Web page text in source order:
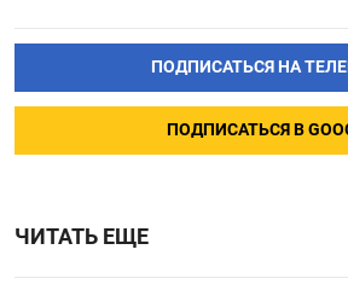
ПОДПИСАТЬСЯ НА
ПОДПИСАТЬСЯ В
ЧИТАТЬ ЕЩЕ